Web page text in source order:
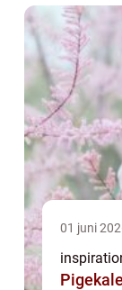
01 juni
Pigekalender